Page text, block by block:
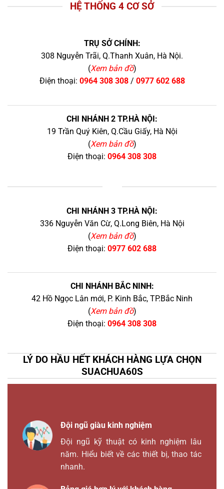
HỆ THỐNG 4 CƠ SỞ
TRỤ SỞ CHÍNH:
308 Nguyễn Trãi, Q.Thanh Xuân, Hà Nội.
(Xem bản đồ)
Điện thoại: 0964 308 308/ 0977 602 688
CHI NHÁNH 2 TP.HÀ NỘI:
19 Trần Quý Kiên, Q.Cầu Giấy, Hà Nội
(Xem bản đồ)
Điện thoại: 0964 308 308
CHI NHÁNH 3 TP.HÀ NỘI:
336 Nguyễn Văn Cừ, Q.Long Biên, Hà Nội
(Xem bản đồ)
Điện thoại: 0977 602 688
CHI NHÁNH BẮC NINH:
42 Hồ Ngọc Lân mới, P. Kinh Bắc, TP.Bắc Ninh
(Xem bản đồ)
Điện thoại: 0964 308 308
LÝ DO HẦU HẾT KHÁCH HÀNG LỰA CHỌN
SUACHUA60S
Đội ngũ giàu kinh nghiệm
Đội ngũ kỹ thuật có kinh nghiệm lâu
năm. Hiểu biết về các thiết bị, thao tác
nhanh.